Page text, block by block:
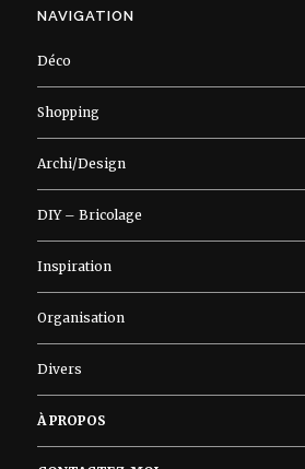
NAVIGATION
Déco
Shopping
Archi/Design
DIY – Bricolage
Inspiration
Organisation
Divers
À PROPOS